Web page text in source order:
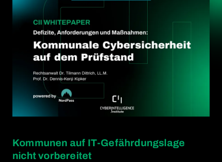
Kommunen auf IT-Gefährdungslage
nicht vorbereitet